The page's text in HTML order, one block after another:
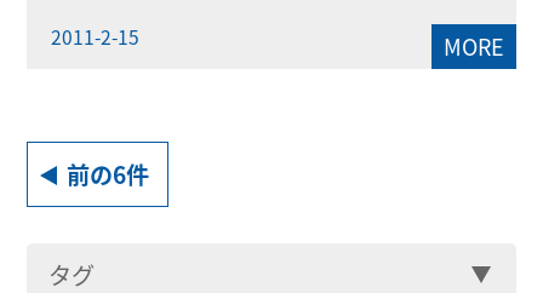
2011-2-15 MORE
前の6件
タグ